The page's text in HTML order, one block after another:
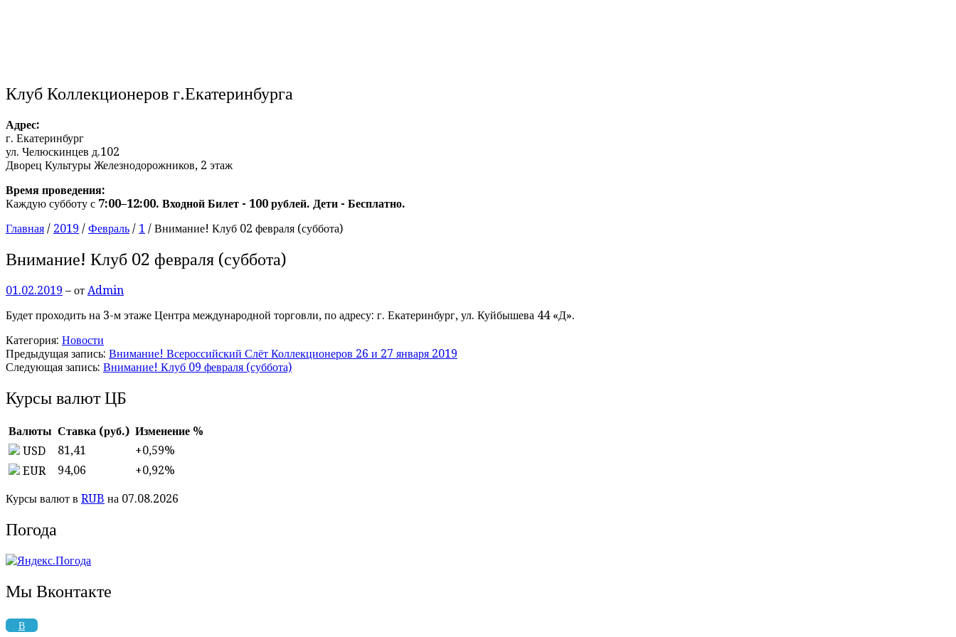
Клуб Коллекционеров г.Екатеринбурга
Адрес:
г. Екатеринбург
ул. Челюскинцев д.102
Дворец Культуры Железнодорожников, 2 этаж
Время проведения:
Каждую субботу с 7:00–12:00. Входной Билет - 100 рублей. Дети - Бесплатно.
Главная / 2019 / Февраль / 1 / Внимание! Клуб 02 февраля (суббота)
Внимание! Клуб 02 февраля (суббота)
01.02.2019 – от Admin
Будет проходить на 3-м этаже Центра международной торговли, по адресу: г. Екатеринбург, ул. Куйбышева 44 «Д».
Категория: Новости
Предыдущая запись: Внимание! Всероссийский Слёт Коллекционеров 26 и 27 января 2019
Следующая запись: Внимание! Клуб 09 февраля (суббота)
Курсы валют ЦБ
Валюты Ставка (руб.) Изменение %
USD
81,41 +0,59%
EUR
94,06 +0,92%
Курсы валют в RUB на 07.08.2026
Погода
Мы Вконтакте
В